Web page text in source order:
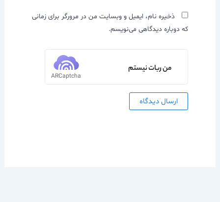
ذخیره نام، ایمیل و وبسایت من در مرورگر برای زمانی
که دوباره دیدگاهی می‌نویسم.
من ربات نیستم
ARCaptcha